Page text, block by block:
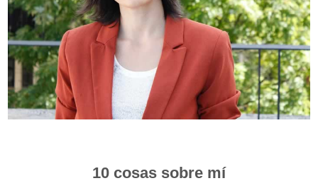
10 cosas sobre mí